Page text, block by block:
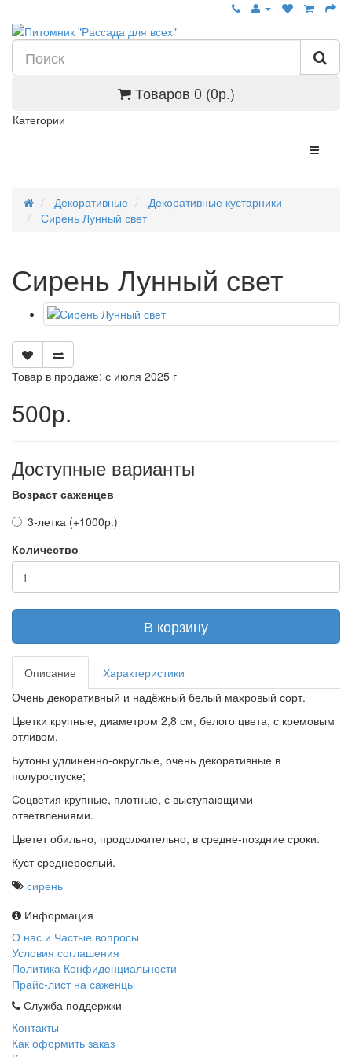
Товаров 0 (0р.)
Категории
Декоративные
Декоративные кустарники
Сирень Лунный свет
Сирень Лунный свет
Товар в продаже: с июля 2025 г
500р.
Доступные варианты
Возраст саженцев
3-летка (+1000р.)
Количество
В корзину
Описание
Характеристики
Очень декоративный и надёжный белый махровый сорт.
Цветки крупные, диаметром 2,8 см, белого цвета, с кремовым
отливом.
Бутоны удлиненно-округлые, очень декоративные в
полуроспуске;
Соцветия крупные, плотные, с выступающими
ответвлениями.
Цветет обильно, продолжительно, в средне-поздние сроки.
Куст среднерослый.
сирень
Информация
О нас и Частые вопросы
Условия соглашения
Политика Конфиденциальности
Прайс-лист на саженцы
Служба поддержки
Контакты
Как оформить заказ